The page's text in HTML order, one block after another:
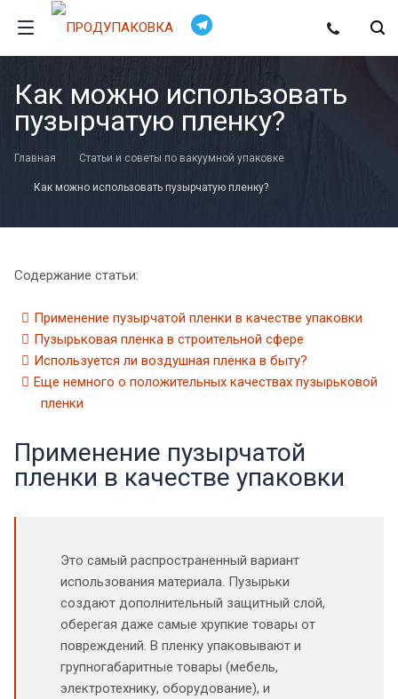
Как можно использовать
пузырчатую пленку?
Главная Статьи и советы по вакуумной упаковке
Как можно использовать пузырчатую пленку?
Содержание статьи:
Применение пузырчатой пленки в качестве упаковки
Пузырьковая пленка в строительной сфере
Используется ли воздушная пленка в быту?
Еще немного о положительных качествах пузырьковой
пленки
Применение пузырчатой
пленки в качестве упаковки
Это самый распространенный вариант
использования материала. Пузырьки
создают дополнительный защитный слой,
оберегая даже самые хрупкие товары от
повреждений. В пленку упаковывают и
групногабаритные товары (мебель,
электротехнику, оборудование), и